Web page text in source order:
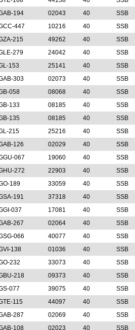
194 02043 40 SSB
447 10216 40 SSB
215 49262 40 SSB
279 24042 40 SSB
153 25141 40 SSB
303 02073 40 SSB
058 08068 40 SSB
133 08185 40 SSB
135 08185 40 SSB
215 25216 40 SSB
126 02029 40 SSB
067 19060 40 SSB
272 22903 40 SSB
189 33059 40 SSB
191 37318 40 SSB
037 17081 40 SSB
267 02064 40 SSB
066 40077 40 SSB
138 01036 40 SSB
232 33073 40 SSB
218 09373 40 SSB
077 39075 40 SSB
115 44097 40 SSB
287 02069 40 SSB
108 02023 40 SSB